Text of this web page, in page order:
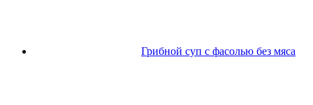
Грибной суп с фасолью без мяса